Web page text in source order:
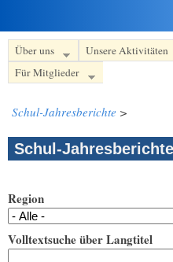
Über uns Unsere Aktivitäten
Für Mitglieder
Schul-Jahresberichte >
Schul-
Region
Volltextsuche über Langtitel